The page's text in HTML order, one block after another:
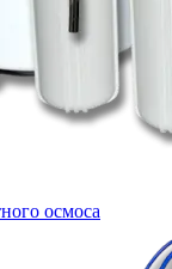
осмоса